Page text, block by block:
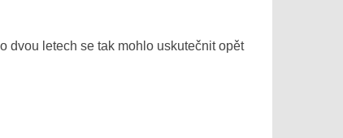
dvou letech se tak mohlo uskutečnit opět